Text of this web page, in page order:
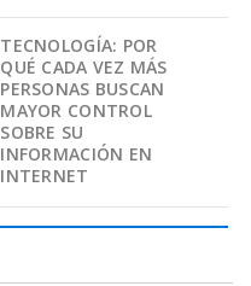
TECNOLOGÍA: POR
QUÉ CADA VEZ MÁS
PERSONAS BUSCAN
MAYOR CONTROL
SOBRE SU
INFORMACIÓN EN
INTERNET